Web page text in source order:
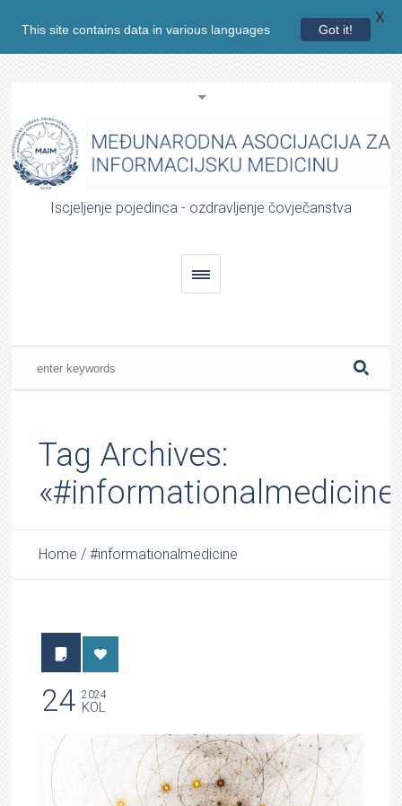
Iscjeljenje pojedinca - ozdravljenje čovječanstva
Tag Archives:
Home /#informationalmedicine
24 2024
KOL
This site contains data in various languages Got it!
X